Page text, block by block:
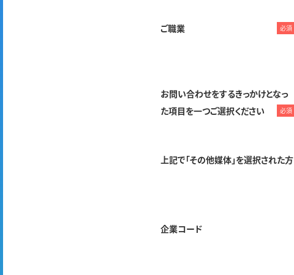
ご職業 必須
お問い合わせをするきっかけとなっ
た項目を一つご選択ください
必須
上記で「その他媒体」を選択された方
企業コード